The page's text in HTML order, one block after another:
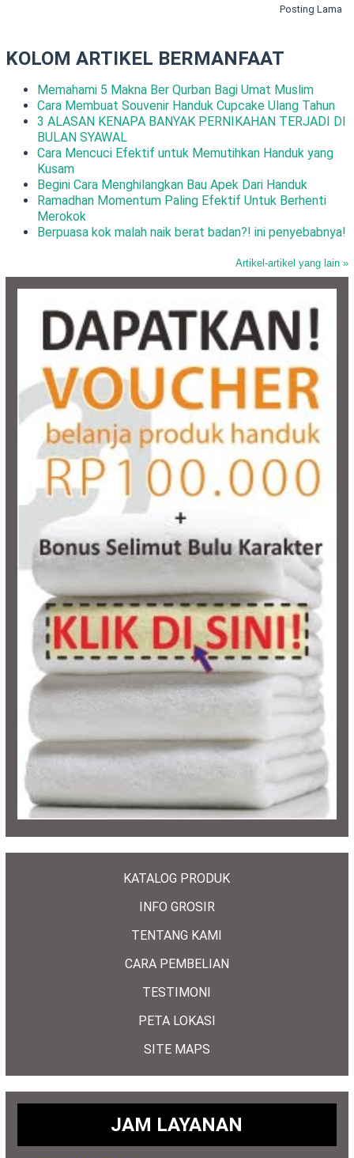
Posting Lama
KOLOM ARTIKEL BERMANFAAT
Memahami 5 Makna Ber Qurban Bagi Umat Muslim
Cara Membuat Souvenir Handuk Cupcake Ulang Tahun
3 ALASAN KENAPA BANYAK PERNIKAHAN TERJADI DI
BULAN SYAWAL
Cara Mencuci Efektif untuk Memutihkan Handuk yang
Kusam
Begini Cara Menghilangkan Bau Apek Dari Handuk
Ramadhan Momentum Paling Efektif Untuk Berhenti
Merokok
Berpuasa kok malah naik berat badan?! ini penyebabnya!
Artikel-artikel yang lain »
KATALOG PRODUK
INFO GROSIR
TENTANG KAMI
CARA PEMBELIAN
TESTIMONI
PETA LOKASI
SITE MAPS
JAM LAYANAN